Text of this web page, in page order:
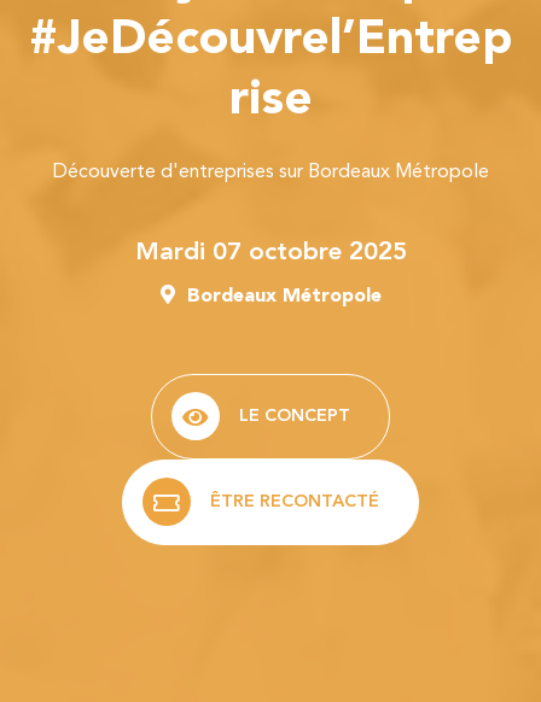
#JeDécouvrel’Entrep
rise
Découverte d'entreprises sur Bordeaux Métropole
mardi 07 octobre 2025
Bordeaux Métropole
LE CONCEPT
ÊTRE RECONTACTÉ